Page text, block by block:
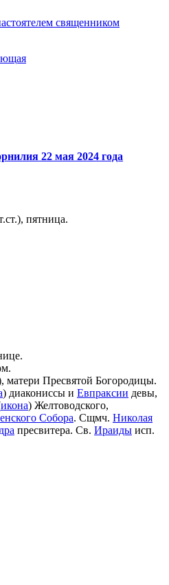
священником
22 мая 2024 года
пятница.
матери Пресвятой Богородицы.
) диакониссы и Евпраксии девы,
икона) Желтоводского,
Собора. Сщмч. Николая
пресвитера. Св. Ираиды исп.